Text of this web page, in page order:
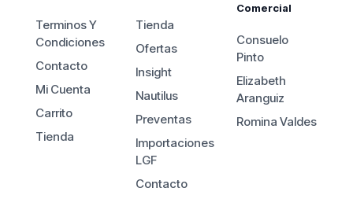
Terminos Y
Condiciones
Contacto
Mi Cuenta
Carrito
Tienda
Tienda
Ofertas
Insight
Nautilus
Preventas
Importaciones
LGF
Contacto
Comercial
Consuelo
Pinto
Elizabeth
Aranguiz
Romina Valdes